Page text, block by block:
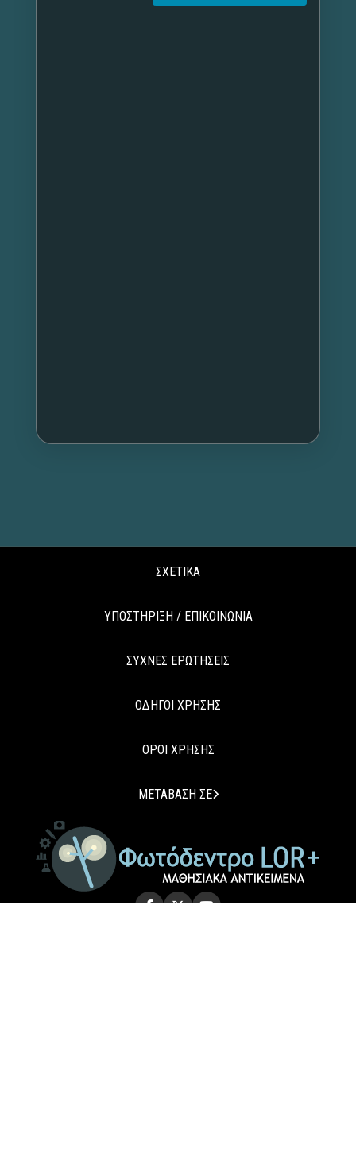
ΣΧΕΤΙΚΑ
ΥΠΟΣΤΗΡΙΞΗ / ΕΠΙΚΟΙΝΩΝΙΑ
ΣΥΧΝΕΣ ΕΡΩΤΗΣΕΙΣ
ΟΔΗΓΟΙ ΧΡΗΣΗΣ
ΟΡΟΙ ΧΡΗΣΗΣ
ΜΕΤΑΒΑΣΗ ΣΕ